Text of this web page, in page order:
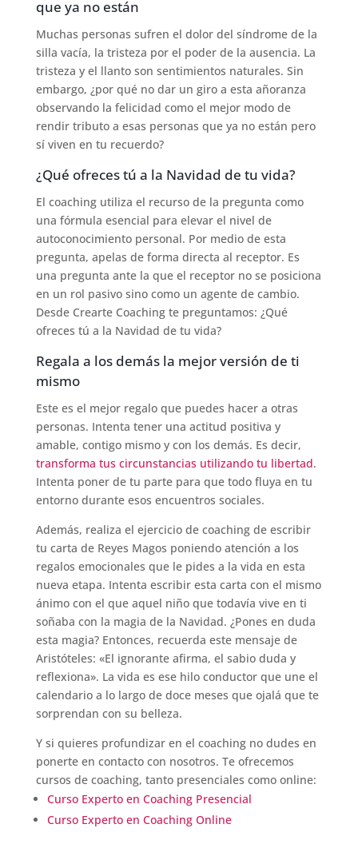
que ya no están
Muchas personas sufren el dolor del síndrome de la
silla vacía, la tristeza por el poder de la ausencia. La
tristeza y el llanto son sentimientos naturales. Sin
embargo, ¿por qué no dar un giro a esta añoranza
observando la felicidad como el mejor modo de
rendir tributo a esas personas que ya no están pero
sí viven en tu recuerdo?
¿Qué ofreces tú a la Navidad de tu vida?
El coaching utiliza el recurso de la pregunta como
una fórmula esencial para elevar el nivel de
autoconocimiento personal. Por medio de esta
pregunta, apelas de forma directa al receptor. Es
una pregunta ante la que el receptor no se posiciona
en un rol pasivo sino como un agente de cambio.
Desde Crearte Coaching te preguntamos: ¿Qué
ofreces tú a la Navidad de tu vida?
Regala a los demás la mejor versión de ti
mismo
Este es el mejor regalo que puedes hacer a otras
personas. Intenta tener una actitud positiva y
amable, contigo mismo y con los demás. Es decir,
transforma tus circunstancias utilizando tu libertad.
Intenta poner de tu parte para que todo fluya en tu
entorno durante esos encuentros sociales.
Además, realiza el ejercicio de coaching de escribir
tu carta de Reyes Magos poniendo atención a los
regalos emocionales que le pides a la vida en esta
nueva etapa. Intenta escribir esta carta con el mismo
ánimo con el que aquel niño que todavía vive en ti
soñaba con la magia de la Navidad. ¿Pones en duda
esta magia? Entonces, recuerda este mensaje de
Aristóteles: «El ignorante afirma, el sabio duda y
reflexiona». La vida es ese hilo conductor que une el
calendario a lo largo de doce meses que ojalá que te
sorprendan con su belleza.
Y si quieres profundizar en el coaching no dudes en
ponerte en contacto con nosotros. Te ofrecemos
cursos de coaching, tanto presenciales como online:
Curso Experto en Coaching Presencial
Curso Experto en Coaching Online